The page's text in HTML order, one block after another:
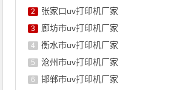
2 张家口uv打印机厂家
3 廊坊市uv打印机厂家
4 衡水市uv打印机厂家
5 沧州市uv打印机厂家
6 邯郸市uv打印机厂家